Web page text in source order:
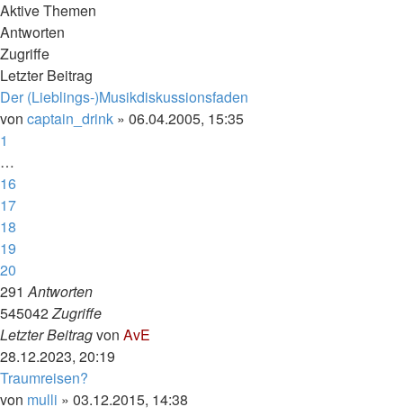
Aktive Themen
Antworten
Zugriffe
Letzter Beitrag
Der (Lieblings-)Musikdiskussionsfaden
von captain_drink » 06.04.2005, 15:35
1
…
16
17
18
19
20
291Antworten
545042Zugriffe
Letzter Beitragvon AvE
28.12.2023, 20:19
Traumreisen?
von mulli » 03.12.2015, 14:38